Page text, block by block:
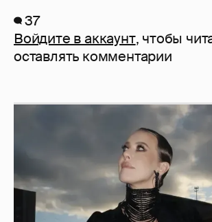
37
Войдите в аккаунт, чтобы
оставлять комментарии